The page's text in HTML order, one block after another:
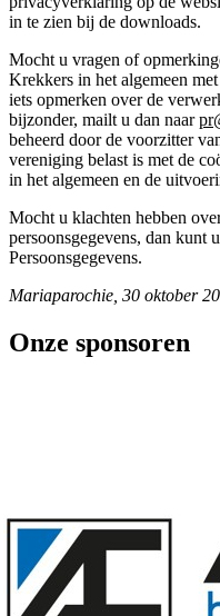
in te zien bij de downloads.
Mocht u vragen of
Krekkers in het algemeen
iets opmerken over de
bijzonder, mailt u dan naar
beheerd door de voorzitter
vereniging belast is met de
in het algemeen en de
Mocht u klachten hebben
persoonsgegevens, dan kunt
Persoonsgegevens.
Mariaparochie, 30 oktober
Onze sponsoren